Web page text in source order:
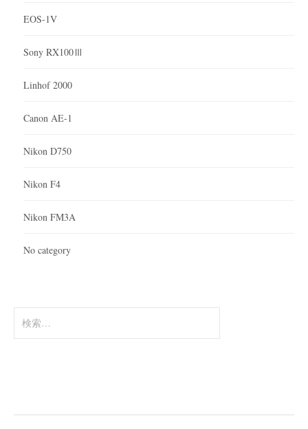
EOS-1V
Sony RX100Ⅲ
Linhof 2000
Canon AE-1
Nikon D750
Nikon F4
Nikon FM3A
No category
索: